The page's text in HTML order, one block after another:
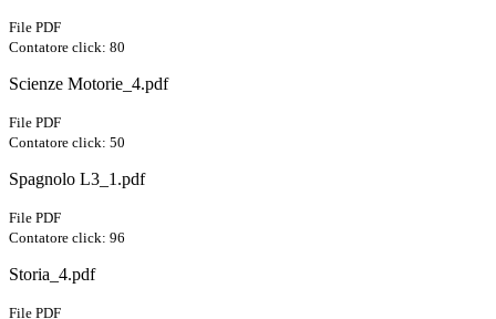
File PDF
Contatore click: 80
Scienze Motorie_4.pdf
File PDF
Contatore click: 50
Spagnolo L3_1.pdf
File PDF
Contatore click: 96
Storia_4.pdf
File PDF